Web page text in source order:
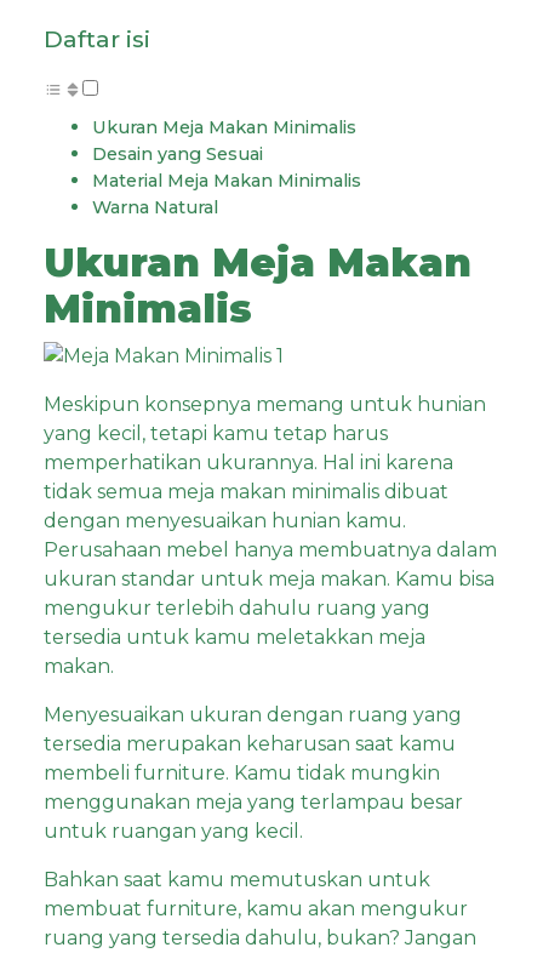
Daftar isi
Ukuran Meja Makan Minimalis
Desain yang Sesuai
Material Meja Makan Minimalis
Warna Natural
Ukuran Meja Makan
Minimalis
Meskipun konsepnya memang untuk hunian
yang kecil, tetapi kamu tetap harus
memperhatikan ukurannya. Hal ini karena
tidak semua meja makan minimalis dibuat
dengan menyesuaikan hunian kamu.
Perusahaan mebel hanya membuatnya dalam
ukuran standar untuk meja makan. Kamu bisa
mengukur terlebih dahulu ruang yang
tersedia untuk kamu meletakkan meja
makan.
Menyesuaikan ukuran dengan ruang yang
tersedia merupakan keharusan saat kamu
membeli furniture. Kamu tidak mungkin
menggunakan meja yang terlampau besar
untuk ruangan yang kecil.
Bahkan saat kamu memutuskan untuk
membuat furniture, kamu akan mengukur
ruang yang tersedia dahulu, bukan? Jangan